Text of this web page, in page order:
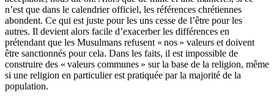
n’est que dans le calendrier officiel, les références chrétiennes
abondent. Ce qui est juste pour les uns cesse de l’être pour les
autres. Il devient alors facile d’exacerber les différences en
prétendant que les Musulmans refusent « nos » valeurs et doivent
être sanctionnés pour cela. Dans les faits, il est impossible de
construire des « valeurs communes » sur la base de la religion, même
si une religion en particulier est pratiquée par la majorité de la
population.